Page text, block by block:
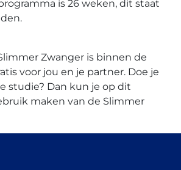
is 26 weken, dit staat
Zwanger is binnen de
voor jou en je partner. Doe je
studie? Dan kun je op dit
maken van de Slimmer